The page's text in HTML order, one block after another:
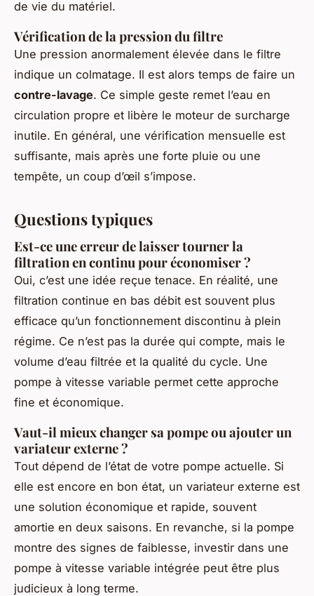
de vie du matériel.
Vérification de la pression du filtre
Une pression anormalement élevée dans le filtre
indique un colmatage. Il est alors temps de faire un
contre-lavage. Ce simple geste remet l’eau en
circulation propre et libère le moteur de surcharge
inutile. En général, une vérification mensuelle est
suffisante, mais après une forte pluie ou une
tempête, un coup d’œil s’impose.
Questions typiques
Est-ce une erreur de laisser tourner la
filtration en continu pour économiser ?
Oui, c’est une idée reçue tenace. En réalité, une
filtration continue en bas débit est souvent plus
efficace qu’un fonctionnement discontinu à plein
régime. Ce n’est pas la durée qui compte, mais le
volume d’eau filtrée et la qualité du cycle. Une
pompe à vitesse variable permet cette approche
fine et économique.
Vaut-il mieux changer sa pompe ou ajouter un
variateur externe ?
Tout dépend de l’état de votre pompe actuelle. Si
elle est encore en bon état, un variateur externe est
une solution économique et rapide, souvent
amortie en deux saisons. En revanche, si la pompe
montre des signes de faiblesse, investir dans une
pompe à vitesse variable intégrée peut être plus
judicieux à long terme.